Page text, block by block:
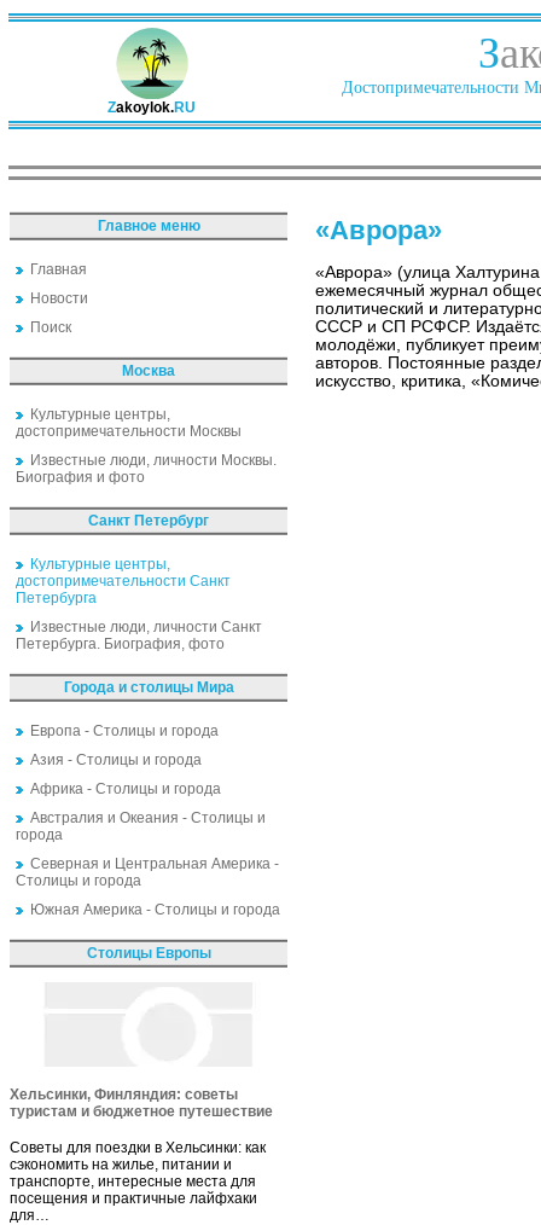
Zakoylok.RU
З
Достопримечательности
Главное меню
Главная
Новости
Поиск
Москва
Культурные центры,
достопримечательности Москвы
Известные люди, личности Москвы.
Биография и фото
Санкт Петербург
Культурные центры,
достопримечательности Санкт
Петербурга
Известные люди, личности Санкт
Петербурга. Биография, фото
Города и столицы Мира
Европа - Столицы и города
Азия - Столицы и города
Африка - Столицы и города
Австралия и Океания - Столицы и
города
Северная и Центральная Америка -
Столицы и города
Южная Америка - Столицы и города
Столицы Европы
Хельсинки, Финляндия: советы
туристам и бюджетное путешествие
Советы для поездки в Хельсинки: как
сэкономить на жилье, питании и
транспорте, интересные места для
посещения и практичные лайфхаки
для…
«Аврора»
«Аврора» (улица
ежемесячный журнал
политический и
СССР и СП РСФСР.
молодёжи, публикует
авторов. Постоянные
искусство, критика,